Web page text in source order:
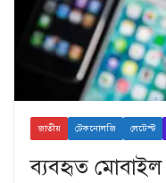
জাতীয় টেকনোলজি লেটেস্ট
ব্যবহৃত মোবাইল